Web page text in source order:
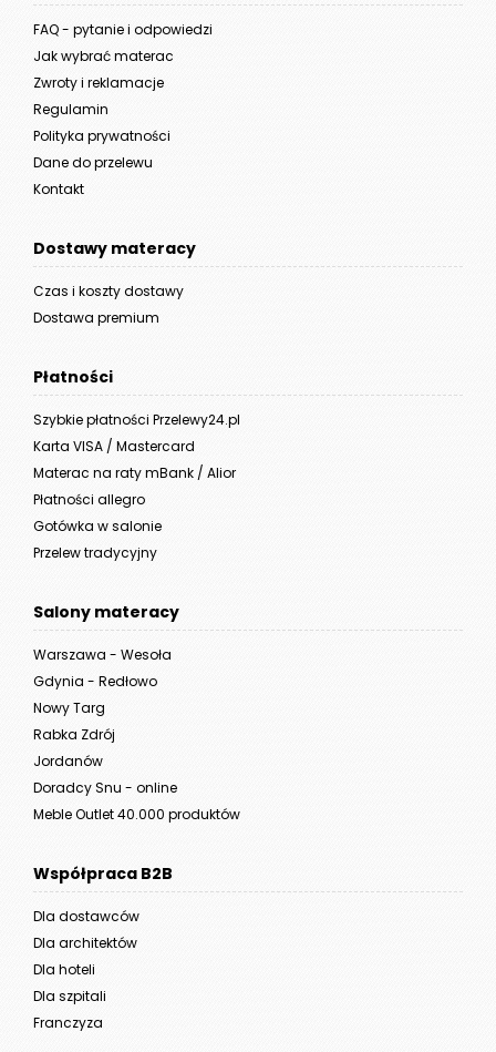
FAQ - pytanie i odpowiedzi
Jak wybrać materac
Zwroty i reklamacje
Regulamin
Polityka prywatności
Dane do przelewu
Kontakt
Dostawy materacy
Czas i koszty dostawy
Dostawa premium
Płatności
Szybkie płatności Przelewy24.pl
Karta VISA / Mastercard
Materac na raty mBank / Alior
Płatności allegro
Gotówka w salonie
Przelew tradycyjny
Salony materacy
Warszawa - Wesoła
Gdynia - Redłowo
Nowy Targ
Rabka Zdrój
Jordanów
Doradcy Snu - online
Meble Outlet 40.000 produktów
Współpraca B2B
Dla dostawców
Dla architektów
Dla hoteli
Dla szpitali
Franczyza